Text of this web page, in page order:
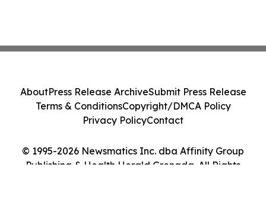
© 1995-2026 Newsmatics Inc. dba Affinity Group
Publishing & Health Herald Grenada. All Rights
AboutPress Release ArchiveSubmit Press Release
Terms & ConditionsCopyright/DMCA Policy
Privacy PolicyContact